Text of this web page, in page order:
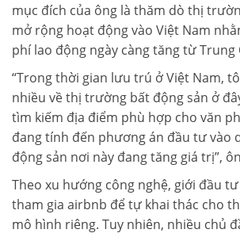
mục đích của ông là thăm dò thị
mở rộng hoạt động vào Việt Nam
phí lao động ngày càng tăng từ Trung
“Trong thời gian lưu trú ở Việt Nam,
nhiều về thị trường bất động sản ở
tìm kiếm địa điểm phù hợp cho văn
đang tính đến phương án đầu tư vào
động sản nơi này đang tăng giá trị”,
Theo xu hướng công nghệ, giới đầu
tham gia airbnb để tự khai thác cho
mô hình riêng. Tuy nhiên, nhiều chủ